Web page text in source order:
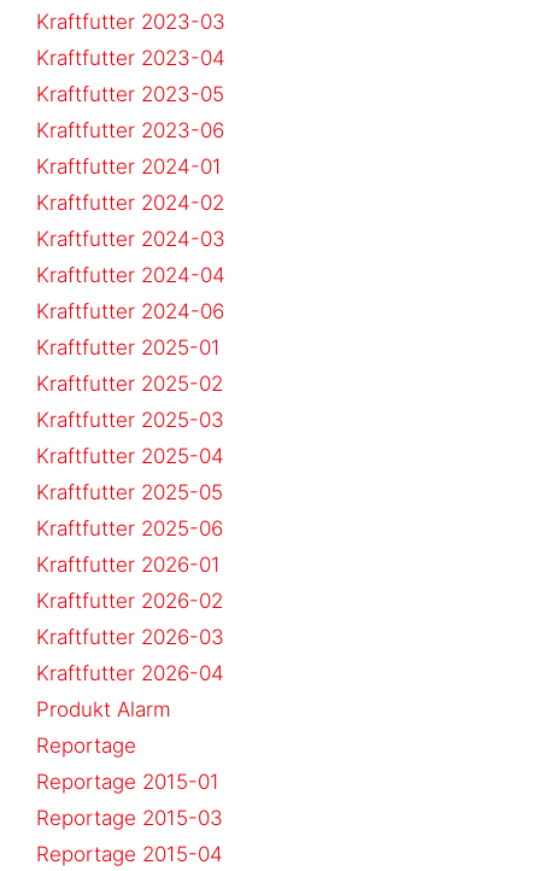
Kraftfutter 2023-03
Kraftfutter 2023-04
Kraftfutter 2023-05
Kraftfutter 2023-06
Kraftfutter 2024-01
Kraftfutter 2024-02
Kraftfutter 2024-03
Kraftfutter 2024-04
Kraftfutter 2024-06
Kraftfutter 2025-01
Kraftfutter 2025-02
Kraftfutter 2025-03
Kraftfutter 2025-04
Kraftfutter 2025-05
Kraftfutter 2025-06
Kraftfutter 2026-01
Kraftfutter 2026-02
Kraftfutter 2026-03
Kraftfutter 2026-04
Produkt Alarm
Reportage
Reportage 2015-01
Reportage 2015-03
Reportage 2015-04